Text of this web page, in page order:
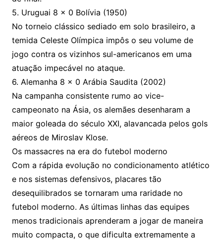
5. Uruguai 8 x 0 Bolívia (1950)
No torneio clássico sediado em solo brasileiro, a
temida Celeste Olímpica impôs o seu volume de
jogo contra os vizinhos sul-americanos em uma
atuação impecável no ataque.
6. Alemanha 8 x 0 Arábia Saudita (2002)
Na campanha consistente rumo ao vice-
campeonato na Ásia, os alemães desenharam a
maior goleada do século XXI, alavancada pelos gols
aéreos de Miroslav Klose.
Os massacres na era do futebol moderno
Com a rápida evolução no condicionamento atlético
e nos sistemas defensivos, placares tão
desequilibrados se tornaram uma raridade no
futebol moderno. As últimas linhas das equipes
menos tradicionais aprenderam a jogar de maneira
muito compacta, o que dificulta extremamente a